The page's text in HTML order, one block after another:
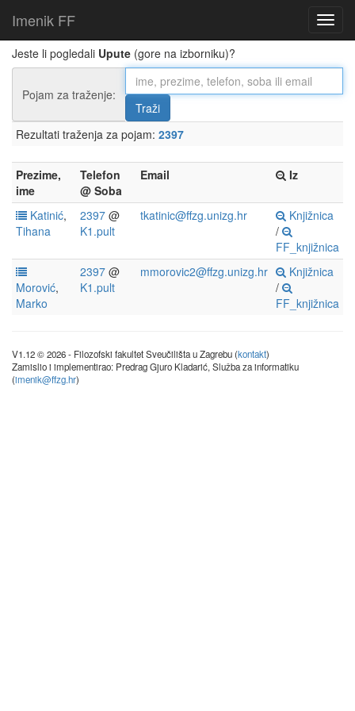
Imenik FF
Jeste li pogledali Upute (gore na izborniku)?
Pojam za traženje:
Rezultati traženja za pojam: 2397
Prezime,
ime
Telefon
@ Soba
Email Iz
Katinić,
Tihana
2397 @
K1.pult
tkatinic@ffzg.unizg.hr
Knjižnica
/
FF_knjižnica
Morović,
Marko
2397 @
K1.pult
mmorovic2@ffzg.unizg.hr
Knjižnica
/
FF_knjižnica
V1.12 © 2026 - Filozofski fakultet Sveučilišta u Zagrebu (kontakt)
Zamislio i implementirao: Predrag Gjuro Kladarić, Služba za informatiku
(imenik@ffzg.hr)